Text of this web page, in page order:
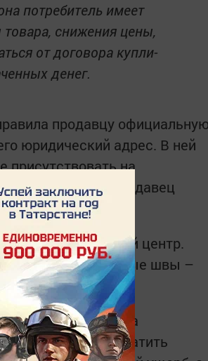
потребитель имеет
снижения цены,
от договора купли-
денег.
продавцу
юридический адрес. В ней
присутствовать на
такое право). Продавец
экспертный центр.
трещины и кривые швы –
носки.
В своём иске она
вещей, выплатить